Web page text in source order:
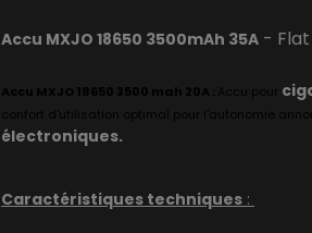
Accu MXJO 18650 3500mAh 35A -
Accu MXJO 18650 3500 mah 20A : Accu pour
confort d'utilisation optimal pour l'autonomie
électroniques.
Caractéristiques techniques :